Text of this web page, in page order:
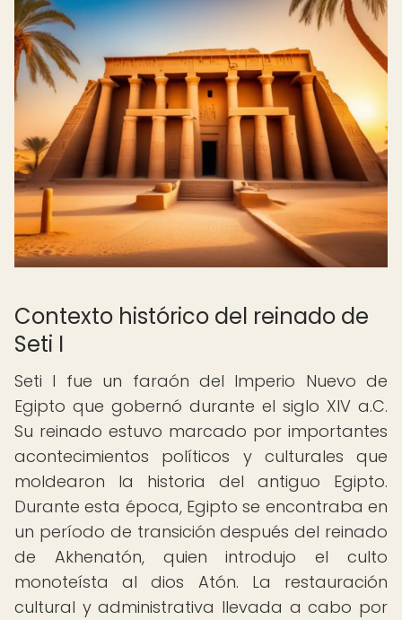
Contexto histórico del reinado de
Seti I
Seti I fue un faraón del Imperio Nuevo de
Egipto que gobernó durante el siglo XIV a.C.
Su reinado estuvo marcado por importantes
acontecimientos políticos y culturales que
moldearon la historia del antiguo Egipto.
Durante esta época, Egipto se encontraba en
un período de transición después del reinado
de Akhenatón, quien introdujo el culto
monoteísta al dios Atón. La restauración
cultural y administrativa llevada a cabo por